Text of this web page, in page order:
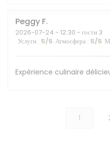
Peggy F
2026-07-24 - 12:30 - гости 3
Услуги : 5/5 Атмосфера : 5/5
Expérience culinaire
1